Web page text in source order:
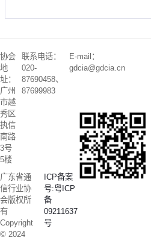
协会
地
址：
广州
市越
秀区
执信
南路
3号
5楼
联系电话：
020-
87690458、
87699983
E-mail：
gdcia@gdcia.cn
广东省通
信行业协
会版权所
有
Copyright
© 2024
ICP备案
号:粤ICP
备
09211637
号